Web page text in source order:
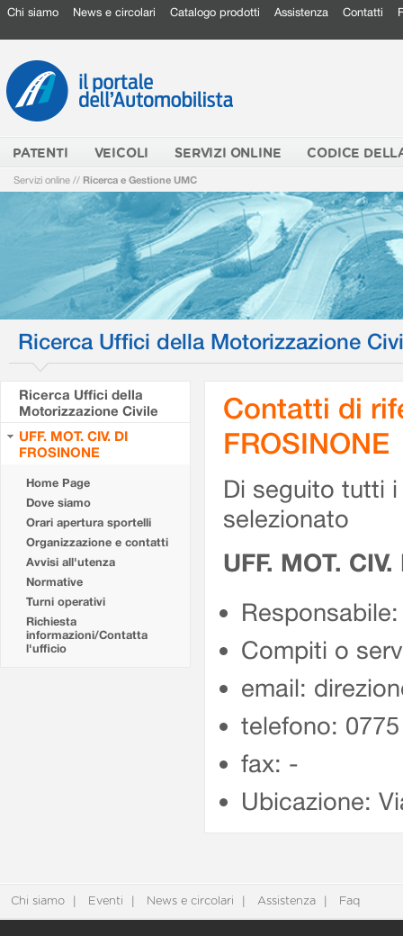
Chi siamo News e circolari Catalogo prodotti Assistenza Contatti
PATENTI VEICOLI SERVIZI ONLINE CODICE
Servizi online // Ricerca e Gestione UMC
Ricerca Uffici della Motorizzazione
Ricerca Uffici della
Motorizzazione Civile
UFF. MOT. CIV. DI
FROSINONE
Home Page
Dove siamo
Orari apertura sportelli
Organizzazione e contatti
Avvisi all'utenza
Normative
Turni operativi
Richiesta
informazioni/Contatta
l'ufficio
Contatti di
FROSINONE
Di seguito tutti
selezionato
UFF. MOT.
Compiti o
email:
telefono:
fax: -
Ubicazione:
Chi siamo Eventi News e circolari Assistenza Faq